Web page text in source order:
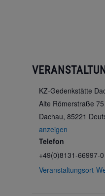
KZ-Gedenkstätte
Alte Römerstraße 75
Dachau, 85221
anzeigen
Telefon
+49(0)8131-66997-0
Veranstaltungsort-